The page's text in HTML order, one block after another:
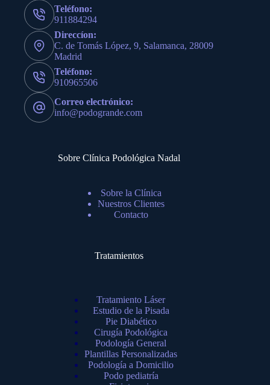
Teléfono:
911884294
Direccíon:
C. de Tomás López, 9, Salamanca, 28009
Madrid
Teléfono:
910965506
Correo electrónico:
info@podogrande.com
Sobre Clínica Podológica Nadal
Sobre la Clínica
Nuestros Clientes
Contacto
Tratamientos
Tratamiento Láser
Estudio de la Pisada
Pie Diabético
Cirugía Podológica
Podología General
Plantillas Personalizadas
Podología a Domicilio
Podo pediatría